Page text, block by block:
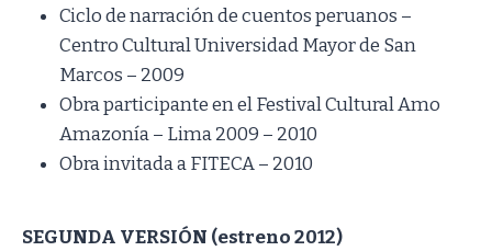
Ciclo de narración de cuentos peruanos –
Centro Cultural Universidad Mayor de San
Marcos – 2009
Obra participante en el Festival Cultural Amo
Amazonía – Lima 2009 – 2010
Obra invitada a FITECA – 2010
SEGUNDA VERSIÓN (estreno 2012)